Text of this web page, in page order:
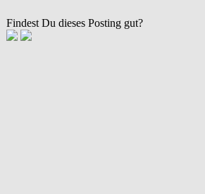
Findest Du dieses Posting gut?